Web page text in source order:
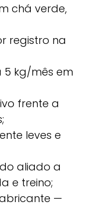
chá verde,
registro na
kg/mês em
frente a
leves e
aliado a
e treino;
—